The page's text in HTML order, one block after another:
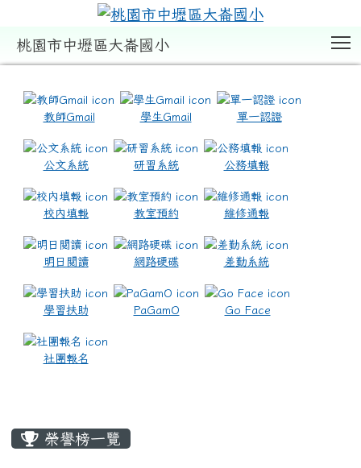
桃園市中壢區大崙國小
教師Gmail 學生Gmail 單一認證
公文系統 研習系統 公務填報
校內填報 教室預約 維修通報
明日閱讀 網路硬碟 差勤系統
學習扶助 PaGamO Go Face
社團報名
榮譽榜一覽